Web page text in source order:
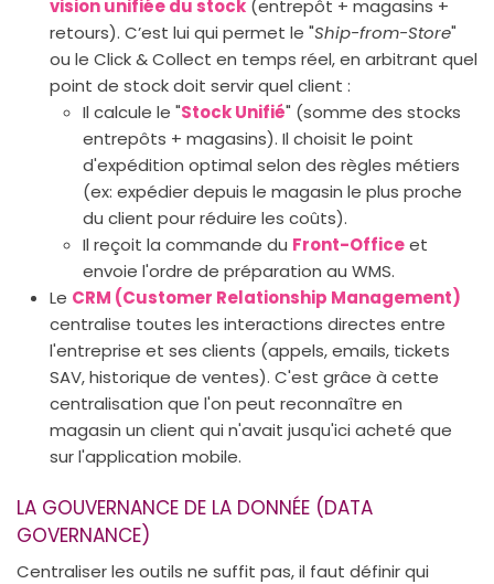
vision unifiée du stock (entrepôt + magasins +
retours). C’est lui qui permet le "Ship-from-Store"
ou le Click & Collect en temps réel, en arbitrant quel
point de stock doit servir quel client :
Il calcule le "Stock Unifié" (somme des stocks
entrepôts + magasins). Il choisit le point
d'expédition optimal selon des règles métiers
(ex: expédier depuis le magasin le plus proche
du client pour réduire les coûts).
Il reçoit la commande du Front-Officeet
envoie l'ordre de préparation au WMS.
Le CRM (Customer Relationship Management)
centralise toutes les interactions directes entre
l'entreprise et ses clients (appels, emails, tickets
SAV, historique de ventes). C'est grâce à cette
centralisation que l'on peut reconnaître en
magasin un client qui n'avait jusqu'ici acheté que
sur l'application mobile.
LA GOUVERNANCE DE LA DONNÉE (DATA
GOVERNANCE)
Centraliser les outils ne suffit pas, il faut définir qui